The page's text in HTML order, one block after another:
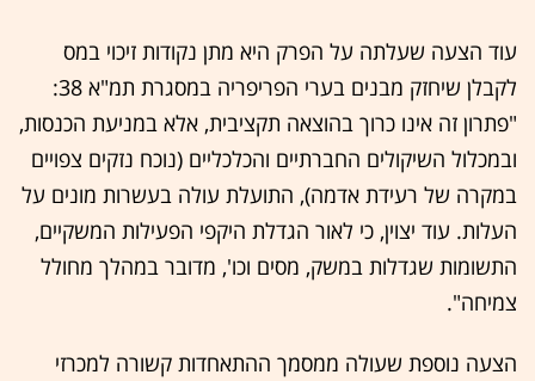
עוד הצעה שעלתה על הפרק היא מתן נקודות זיכוי במס
לקבלן שיחזק מבנים בערי הפריפריה במסגרת תמ"א 38:
"פתרון זה אינו כרוך בהוצאה תקציבית, אלא במניעת הכנסות,
ובמכלול השיקולים החברתיים והכלכליים (נוכח נזקים צפויים
במקרה של רעידת אדמה), התועלת עולה בעשרות מונים על
העלות. עוד יצוין, כי לאור הגדלת היקפי הפעילות המשקיים,
התשומות שגדלות במשק, מסים וכו', מדובר במהלך מחולל
צמיחה".
הצעה נוספת שעולה ממסמך ההתאחדות קשורה למכרזי